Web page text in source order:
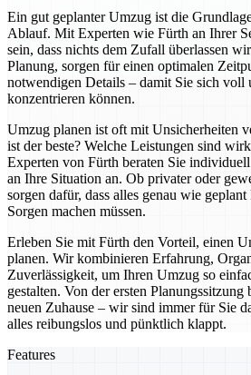
Ein gut geplanter Umzug ist die
Ablauf. Mit Experten wie Fürth an Ihrer
sein, dass nichts dem Zufall überlassen
Planung, sorgen für einen optimalen
notwendigen Details – damit Sie sich voll
konzentrieren können.
Umzug planen ist oft mit Unsicherheiten
ist der beste? Welche Leistungen sind
Experten von Fürth beraten Sie
an Ihre Situation an. Ob privater oder
sorgen dafür, dass alles genau wie
Sorgen machen müssen.
Erleben Sie mit Fürth den Vorteil, einen
planen. Wir kombinieren Erfahrung,
Zuverlässigkeit, um Ihren Umzug so
gestalten. Von der ersten
neuen Zuhause – wir sind immer für Sie
alles reibungslos und pünktlich klappt.
Features